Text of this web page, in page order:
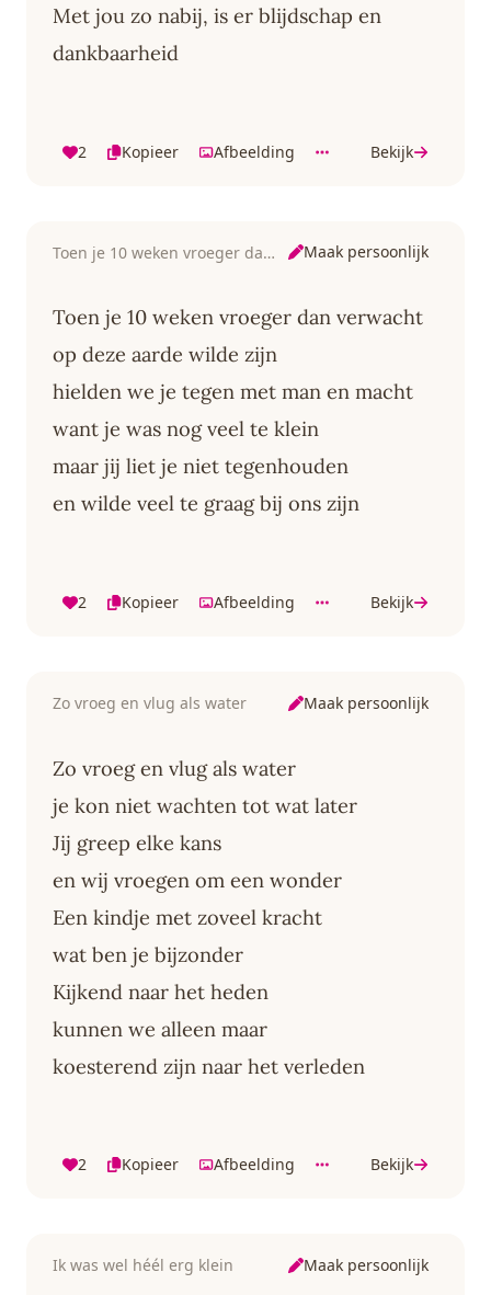
Met jou zo nabij, is er blijdschap en
dankbaarheid
2 Kopieer Afbeelding Bekijk
Toen je 10 weken vroeger dan verwacht Maak persoonlijk
Toen je 10 weken vroeger dan verwacht
op deze aarde wilde zijn
hielden we je tegen met man en macht
want je was nog veel te klein
maar jij liet je niet tegenhouden
en wilde veel te graag bij ons zijn
2 Kopieer Afbeelding Bekijk
Zo vroeg en vlug als water Maak persoonlijk
Zo vroeg en vlug als water
je kon niet wachten tot wat later
Jij greep elke kans
en wij vroegen om een wonder
Een kindje met zoveel kracht
wat ben je bijzonder
Kijkend naar het heden
kunnen we alleen maar
koesterend zijn naar het verleden
2 Kopieer Afbeelding Bekijk
Ik was wel héél erg klein Maak persoonlijk